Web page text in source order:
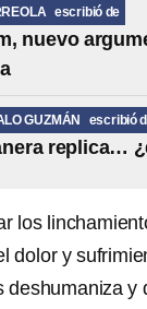
escribió de
nuevo
GUZMÁN escribió
replica…
los
dolor y
deshumaniza